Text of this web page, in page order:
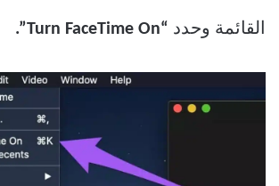
القائمة وحدد “Turn FaceTime On”.